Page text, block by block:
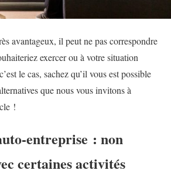
avantageux, il peut ne pas correspondre
exercer ou à votre situation
le cas, sachez qu’il vous est possible
que nous vous invitons à
!
entreprise : non
certaines activités